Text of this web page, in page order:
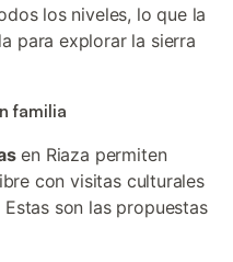
los niveles, lo que la
para explorar la sierra
familia
en Riaza permiten
con visitas culturales
son las propuestas